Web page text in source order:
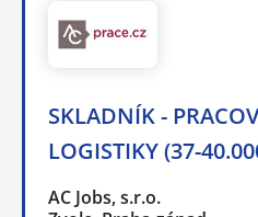
SKLADNÍK -
LOGISTIKY (37-
AC Jobs, s.r.o.